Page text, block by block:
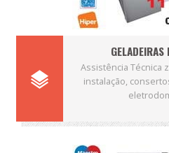
GELADEIRAS
Assistência Técnica
instalação,